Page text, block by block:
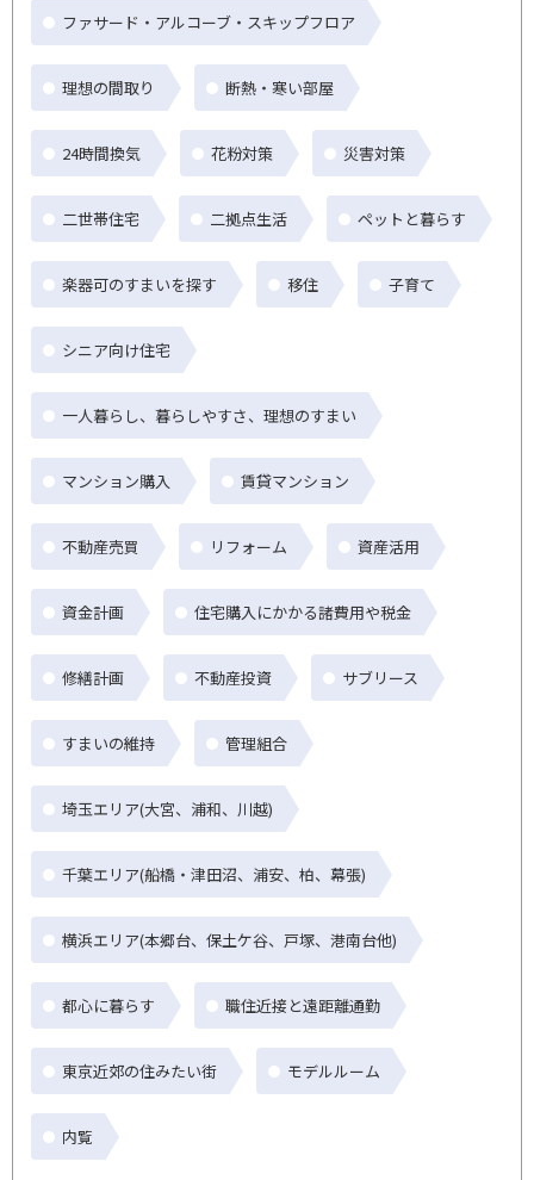
ファサード・アルコーブ・スキップフロア
理想の間取り 断熱・寒い部屋
24時間換気 花粉対策 災害対策
二世帯住宅 二拠点生活 ペットと暮らす
楽器可のすまいを探す 移住 子育て
シニア向け住宅
一人暮らし、暮らしやすさ、理想のすまい
マンション購入 賃貸マンション
不動産売買 リフォーム 資産活用
資金計画 住宅購入にかかる諸費用や税金
修繕計画 不動産投資 サブリース
すまいの維持 管理組合
埼玉エリア(大宮、浦和、川越)
千葉エリア(船橋・津田沼、浦安、柏、幕張)
横浜エリア(本郷台、保土ケ谷、戸塚、港南台他)
都心に暮らす 職住近接と遠距離通勤
東京近郊の住みたい街 モデルルーム
内覧